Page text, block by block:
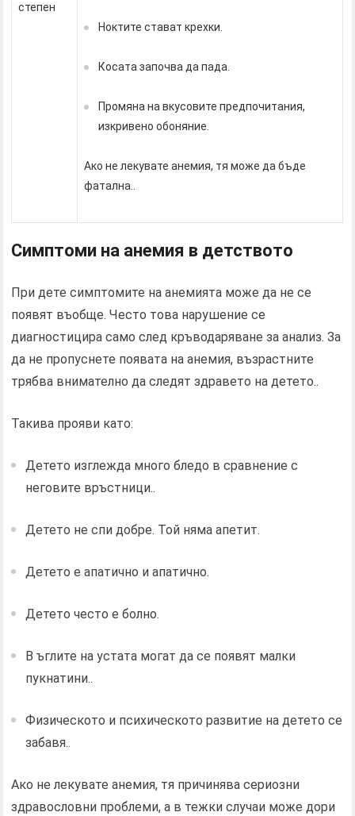
степен
Ноктите стават крехки.
Косата започва да пада.
Промяна на вкусовите предпочитания,
изкривено обоняние.
Ако не лекувате анемия, тя може да бъде
фатална..
Симптоми на анемия в детството
При дете симптомите на анемията може да не се
появят въобще. Често това нарушение се
диагностицира само след кръводаряване за анализ. За
да не пропуснете появата на анемия, възрастните
трябва внимателно да следят здравето на детето..
Такива прояви като:
Детето изглежда много бледо в сравнение с
неговите връстници..
Детето не спи добре. Той няма апетит.
Детето е апатично и апатично.
Детето често е болно.
В ъглите на устата могат да се появят малки
пукнатини..
Физическото и психическото развитие на детето се
забавя..
Ако не лекувате анемия, тя причинява сериозни
здравословни проблеми, а в тежки случаи може дори